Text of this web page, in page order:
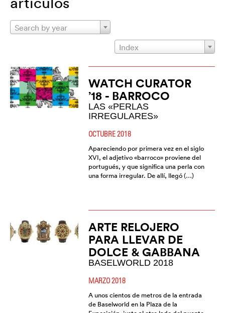
Search by year
Index
WATCH CURATOR
’18 - BARROCO
LAS «PERLAS
IRREGULARES»
OCTUBRE 2018
Apareciendo por primera vez en el siglo
XVI, el adjetivo «barroco» proviene del
portugués, y que significa una perla con
una forma irregular. De allí, llegó (…)
ARTE RELOJERO
PARA LLEVAR DE
DOLCE & GABBANA
BASELWORLD 2018
MARZO 2018
A unos cientos de metros de la entrada
de Baselworld en la Plaza de la